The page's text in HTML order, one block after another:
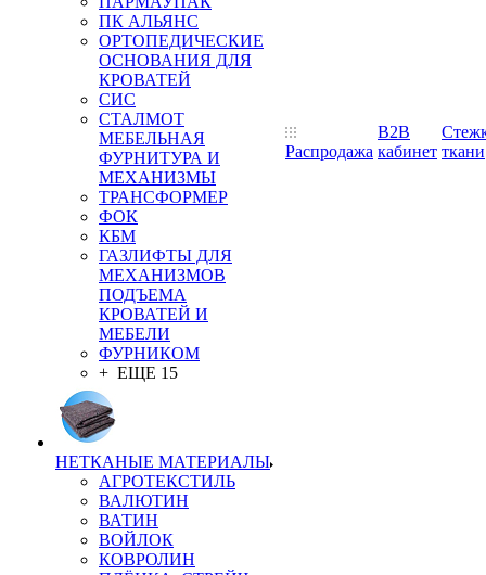
ПК АЛЬЯНС
ОРТОПЕДИЧЕСКИЕ
ОСНОВАНИЯ ДЛЯ
КРОВАТЕЙ
СИС
СТАЛМОТ
МЕБЕЛЬНАЯ
ФУРНИТУРА И
МЕХАНИЗМЫ
ТРАНСФОРМЕР
ФОК
КБМ
ГАЗЛИФТЫ ДЛЯ
МЕХАНИЗМОВ
ПОДЪЕМА
КРОВАТЕЙ И
МЕБЕЛИ
ФУРНИКОМ
+ ЕЩЕ 15
НЕТКАНЫЕ МАТЕРИАЛЫ
АГРОТЕКСТИЛЬ
ВАЛЮТИН
ВАТИН
ВОЙЛОК
КОВРОЛИН
Распродажа
B2B
кабинет ткани